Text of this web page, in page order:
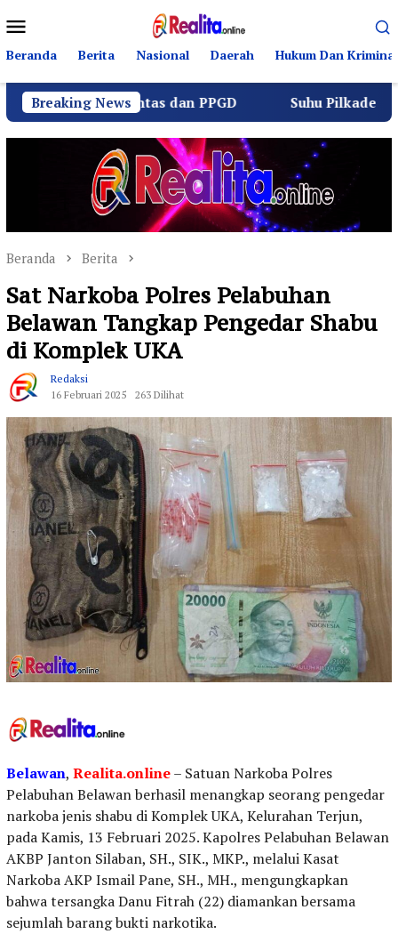
ke
kontenMobile
Beranda Berita Nasional Daerah Hukum Dan Kriminal
Breaking News
Lintas dan PPGD Suhu Pilkades Sukamulya
Beranda Berita
Sat Narkoba Polres Pelabuhan
Belawan Tangkap Pengedar Shabu
di Komplek UKA
Redaksi
16 Februari 2025
263 Dilihat
Belawan, Realita.online– Satuan Narkoba Polres
Pelabuhan Belawan berhasil menangkap seorang pengedar
narkoba jenis shabu di Komplek UKA, Kelurahan Terjun,
pada Kamis, 13 Februari 2025. Kapolres Pelabuhan Belawan
AKBP Janton Silaban, SH., SIK., MKP., melalui Kasat
Narkoba AKP Ismail Pane, SH., MH., mengungkapkan
bahwa tersangka Danu Fitrah (22) diamankan bersama
sejumlah barang bukti narkotika.